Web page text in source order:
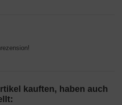
kauften, haben auch